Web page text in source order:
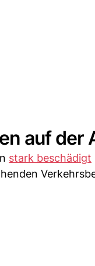
auf der
stark beschädigt